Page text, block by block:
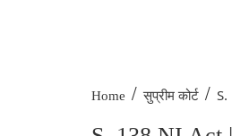
Home / सुप्रीम कोर्ट /